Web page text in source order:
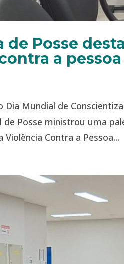
de Posse
a
Dia Mundial de
de Posse ministrou uma
Violência Contra a Pessoa...